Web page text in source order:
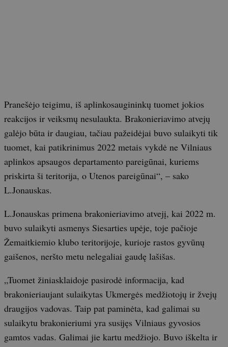
Pranešėjo teigimu, iš aplinkosaugininkų tuomet jokios
reakcijos ir veiksmų nesulaukta. Brakonieriavimo atvejų
galėjo būta ir daugiau, tačiau pažeidėjai buvo sulaikyti tik
tuomet, kai patikrinimus 2022 metais vykdė ne Vilniaus
aplinkos apsaugos departamento pareigūnai, kuriems
priskirta ši teritorija, o Utenos pareigūnai“, – sako
L.Jonauskas.
L.Jonauskas primena brakonieriavimo atvejį, kai 2022 m.
buvo sulaikyti asmenys Siesarties upėje, toje pačioje
Žemaitkiemio klubo teritorijoje, kurioje rastos gyvūnų
gaišenos, neršto metu nelegaliai gaudę lašišas.
„Tuomet žiniasklaidoje pasirodė informacija, kad
brakonieriaujant sulaikytas Ukmergės medžiotojų ir žvejų
draugijos vadovas. Taip pat paminėta, kad galimai su
sulaikytu brakonieriumi yra susijęs Vilniaus gyvosios
gamtos vadas. Galimai jie kartu medžiojo. Buvo iškelta ir